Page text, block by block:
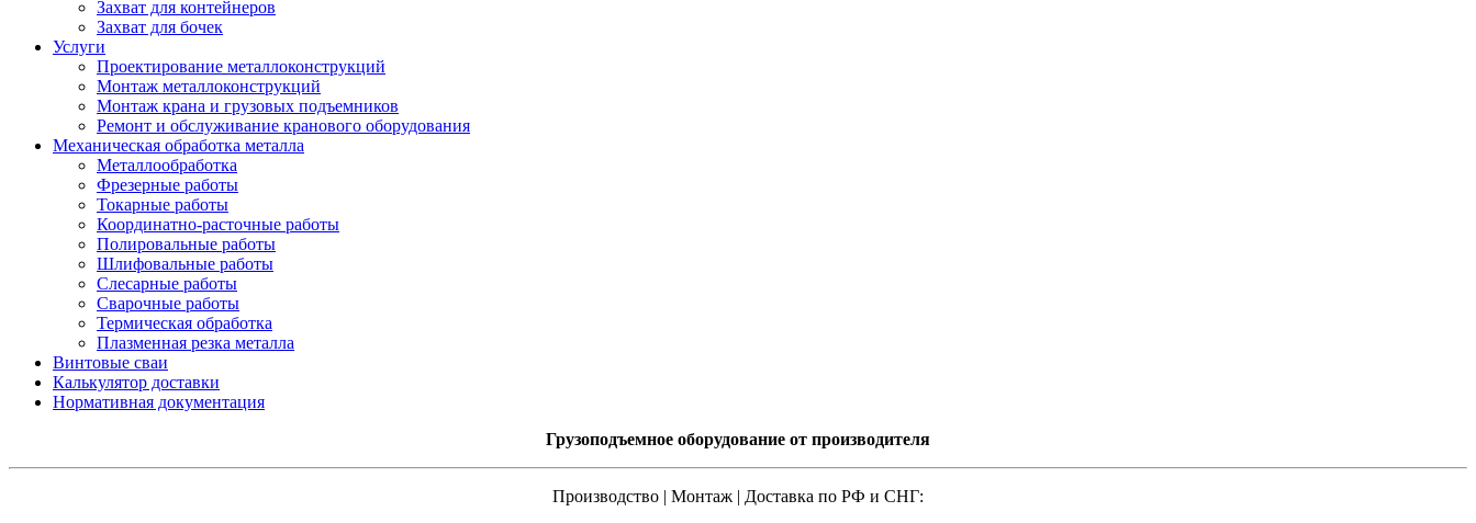
Захват для контейнеров
Захват для бочек
Услуги
Проектирование металлоконструкций
Монтаж металлоконструкций
Монтаж крана и грузовых подъемников
Ремонт и обслуживание кранового оборудования
Механическая обработка металла
Металлообработка
Фрезерные работы
Токарные работы
Координатно-расточные работы
Полировальные работы
Шлифовальные работы
Слесарные работы
Сварочные работы
Термическая обработка
Плазменная резка металла
Винтовые сваи
Калькулятор доставки
Нормативная документация
Грузоподъемное оборудование от производителя
Производство | Монтаж | Доставка по РФ и СНГ: